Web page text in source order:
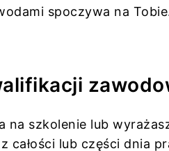
spoczywa na
na szkolenie lub
całości lub części dnia